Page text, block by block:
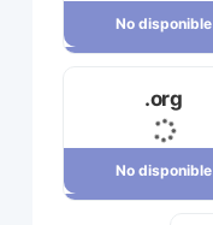
No disponible
.org
No disponible